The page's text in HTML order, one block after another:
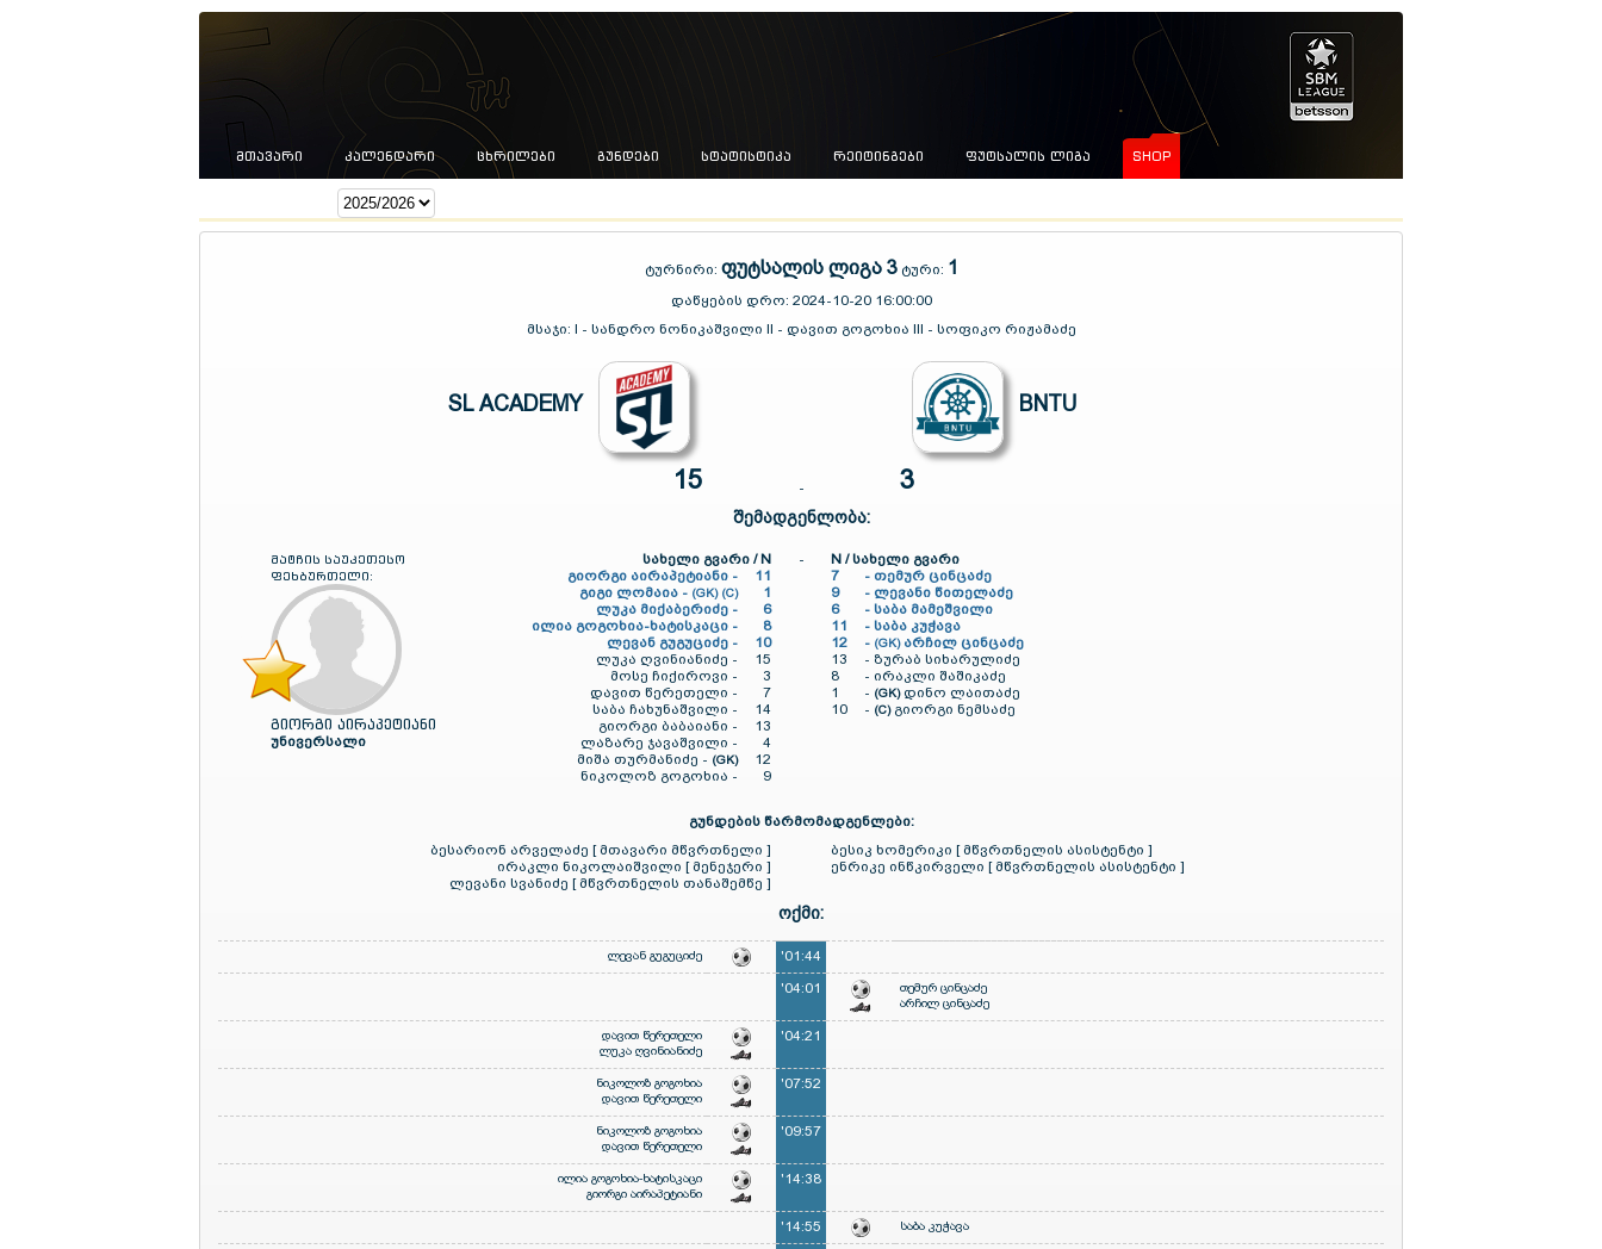
ᲛᲗᲐᲕᲐᲠᲘ ᲙᲐᲚᲔᲜᲓᲐᲠᲘ ᲪᲮᲠᲘᲚᲔᲑᲘ ᲒᲣᲜᲓᲔᲑᲘ ᲡᲢᲐᲢᲘᲡᲢᲘᲙᲐ ᲠᲔᲘᲢᲘᲜᲒᲔᲑᲘ ᲤᲣᲢᲡᲐᲚᲘᲡ ᲚᲘᲒᲐ SHOP
ტურნირი: ფუტსალის ლიგა 3 ტური: 1
დაწყების დრო: 2024-10-20 16:00:00
მსაჯი: I - სანდრო ნონიკაშვილი II - დავით გოგოხია III - სოფიკო რიჟამაძე
SL ACADEMY
15 -
BNTU
3
შემადგენლობა:
მატჩის საუკეთესო
ფეხბურთელი:
გიორგი აირაპეტიანი
უნივერსალი
სახელი გვარი / N
გიორგი აირაპეტიანი -
11
გიგი ლომაია - (GK) (C)
1
ლუკა მიქაბერიძე -
6
ილია გოგოხია-ხატისკაცი -
8
ლევან გუგუციძე -
10
ლუკა ღვინიანიძე -
15
მოსე ჩიქიროვი -
3
დავით წერეთელი -
7
საბა ჩახუნაშვილი -
14
გიორგი ბაბაიანი -
13
ლაზარე ჯავაშვილი -
4
მიშა თურმანიძე - (GK)
12
ნიკოლოზ გოგოხია -
9
-
N / სახელი გვარი
7
- თემურ ცინცაძე
9
- ლევანი წითელაძე
6
- საბა მამეშვილი
11
- საბა კუჭავა
12
- (GK) არჩილ ცინცაძე
13
- ზურაბ სიხარულიძე
8
- ირაკლი შაშიკაძე
1
- (GK) დინო ლაითაძე
10
- (C) გიორგი ნემსაძე
გუნდების წარმომადგენლები:
ბესარიონ არველაძე [ მთავარი მწვრთნელი ]
ირაკლი ნიკოლაიშვილი [ მენეჯერი ]
ლევანი სვანიძე [ მწვრთნელის თანაშემწე ]
ბესიკ ხომერიკი [ მწვრთნელის ასისტენტი ]
ენრიკე ინწკირველი [ მწვრთნელის ასისტენტი ]
ოქმი:
ლევან გუგუციძე
'01:44
'04:01
თემურ ცინცაძე
არჩილ ცინცაძე
დავით წერეთელი
ლუკა ღვინიანიძე
'04:21
ნიკოლოზ გოგოხია
დავით წერეთელი
'07:52
ნიკოლოზ გოგოხია
დავით წერეთელი
'09:57
ილია გოგოხია-ხატისკაცი
გიორგი აირაპეტიანი
'14:38
'14:55 საბა კუჭავა